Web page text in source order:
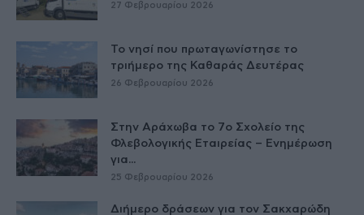
27 Φεβρουαρίου 2026
Το νησί που πρωταγωνίστησε το
τριήμερο της Καθαράς Δευτέρας
26 Φεβρουαρίου 2026
Στην Αράχωβα το 7ο Σχολείο της
Φλεβολογικής Εταιρείας – Ενημέρωση
για...
25 Φεβρουαρίου 2026
Διήμερο δράσεων για τον Σακχαρώδη